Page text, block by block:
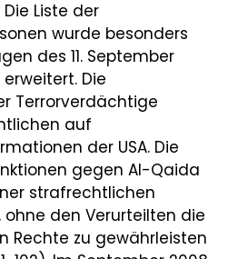
Liste der
wurde besonders
des 11. September
Die
Terrorverdächtige
auf
der USA. Die
gegen Al-Qaida
strafrechtlichen
den Verurteilten die
Rechte zu gewährleisten